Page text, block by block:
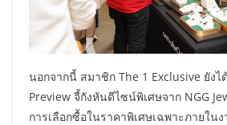
นอกจากนี้ สมาชิก The 1 Exclusive ยังไ
Preview จี้กังหันดีไซน์พิเศษจาก NGG
การเลือกซื้อในราคาพิเศษเฉพาะภายใน